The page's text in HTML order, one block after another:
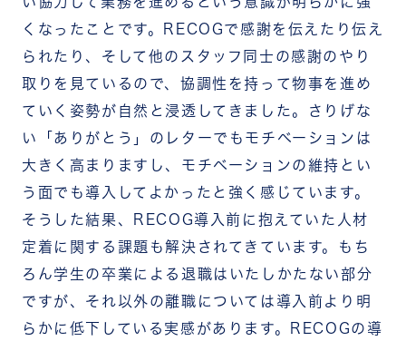
くなったことです。RECOGで感謝を伝えたり伝え
られたり、そして他のスタッフ同士の感謝のやり
取りを見ているので、協調性を持って物事を進め
ていく姿勢が自然と浸透してきました。さりげな
い「ありがとう」のレターでもモチベーションは
大きく高まりますし、モチベーションの維持とい
う面でも導入してよかったと強く感じています。
そうした結果、RECOG導入前に抱えていた人材
定着に関する課題も解決されてきています。もち
ろん学生の卒業による退職はいたしかたない部分
ですが、それ以外の離職については導入前より明
らかに低下している実感があります。RECOGの導